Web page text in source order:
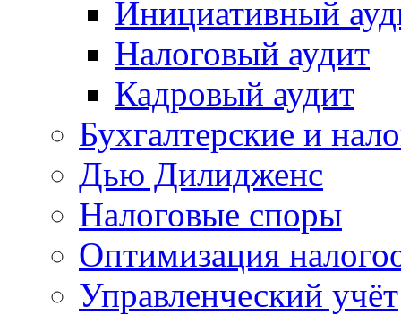
Инициативный
Налоговый аудит
Кадровый аудит
Бухгалтерские и
Дью Дилидженс
Налоговые споры
Оптимизация
Управленческий учёт